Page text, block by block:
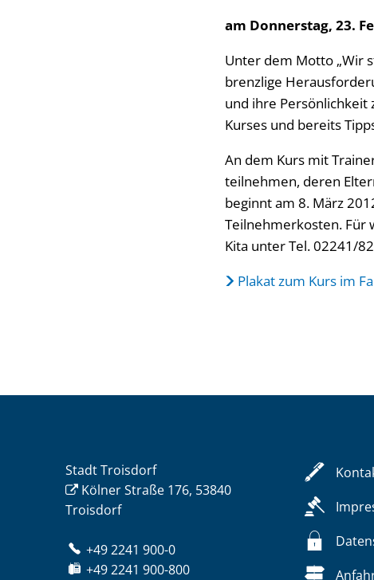
am Donnerstag, 23.
Unter dem Motto „Wir
brenzlige
und ihre Persönlichkeit
Kurses und bereits
An dem Kurs mit
teilnehmen, deren
beginnt am 8. März
Teilnehmerkosten. Für
Kita unter Tel. 02241/
Plakat zum Kurs im
Stadt Troisdorf
Kölner Straße 176, 53840
Troisdorf
+49 2241 900-0
+49 2241 900-800